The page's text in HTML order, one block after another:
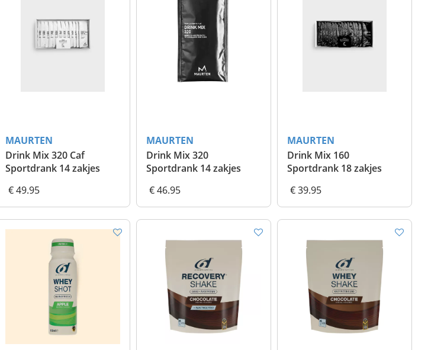
MAURTEN
Drink Mix 320 Caf
Sportdrank 14 zakjes
€ 49.95
MAURTEN
Drink Mix 320
Sportdrank 14 zakjes
€ 46.95
MAURTEN
Drink Mix 160
Sportdrank 18 zakjes
€ 39.95